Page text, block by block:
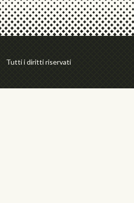
Tutti i diritti riservati